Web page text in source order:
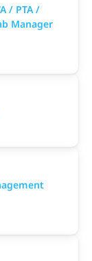
/ PTA /
Manager